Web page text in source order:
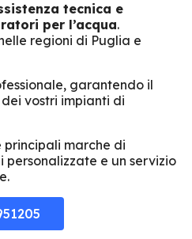
tecnica e
per l’acqua.
regioni di Puglia e
garantendo il
vostri impianti di
marche di
personalizzate e un servizio